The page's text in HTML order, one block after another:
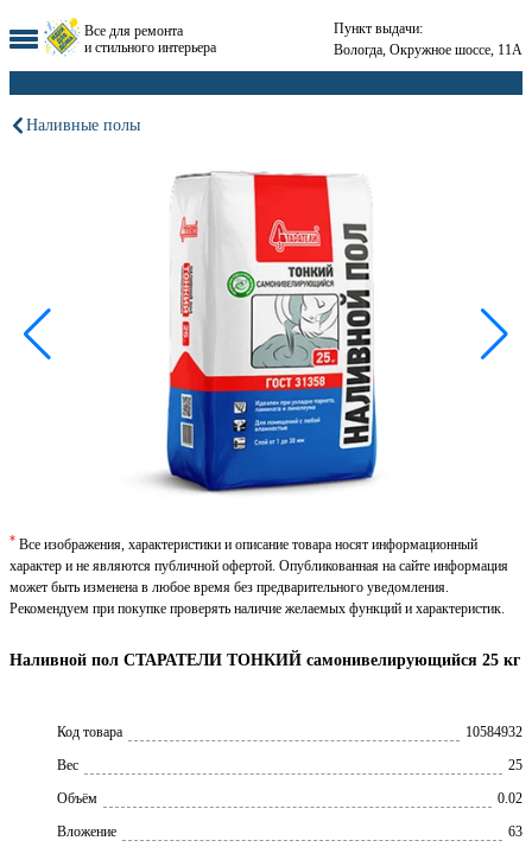
Все для ремонта
и стильного интерьера
Пункт выдачи:
Вологда, Окружное шоссе, 11А
Наливные полы
Наливной пол СТАРАТЕЛИ ТОНКИЙ самонивелирующийся 25 кг
Код товара
10584932
Вес
25
Объём
0.02
Вложение
63
* Все изображения, характеристики и описание товара носят информационный
характер и не являются публичной офертой. Опубликованная на сайте информация
может быть изменена в любое время без предварительного уведомления.
Рекомендуем при покупке проверять наличие желаемых функций и характеристик.